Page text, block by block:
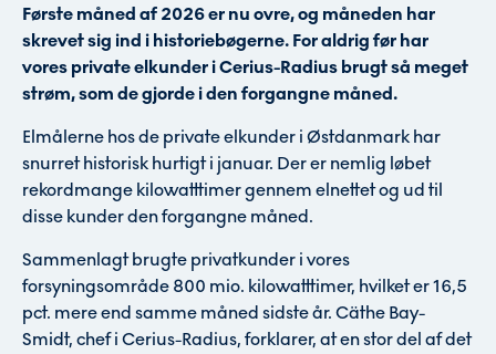
Første måned af 2026 er nu ovre, og måneden har
skrevet sig ind i historiebøgerne. For aldrig før har
vores private elkunder i Cerius-Radius brugt så meget
strøm, som de gjorde i den forgangne måned.
Elmålerne hos de private elkunder i Østdanmark har
snurret historisk hurtigt i januar. Der er nemlig løbet
rekordmange kilowatttimer gennem elnettet og ud til
disse kunder den forgangne måned.
Sammenlagt brugte privatkunder i vores
forsyningsområde 800 mio. kilowatttimer, hvilket er 16,5
pct. mere end samme måned sidste år. Cäthe Bay-
Smidt, chef i Cerius-Radius, forklarer, at en stor del af det